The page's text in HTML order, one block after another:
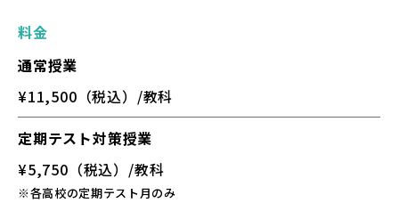
料金
通常授業
¥11,500（税込）/教科
定期テスト対策授業
¥5,750（税込）/教科
※各高校の定期テスト月のみ